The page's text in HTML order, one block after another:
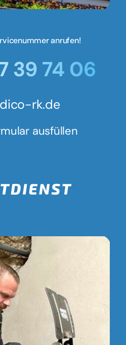
anrufen!
39 74 06
rk.de
ausfüllen